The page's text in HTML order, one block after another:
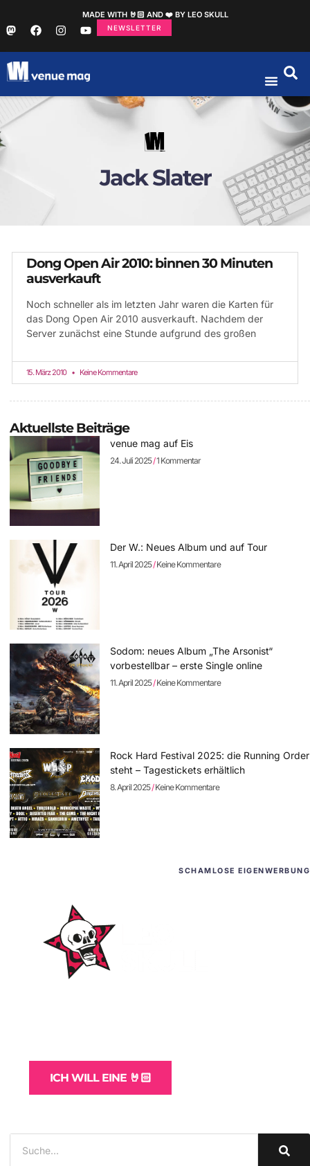
MADE WITH 🤘🏻 AND ❤️ BY LEO SKULL
NEWSLETTER
Jack Slater
Dong Open Air 2010: binnen 30 Minuten
ausverkauft
Noch schneller als im letzten Jahr waren die Karten für
das Dong Open Air 2010 ausverkauft. Nachdem der
Server zunächst eine Stunde aufgrund des großen
15. März 2010 Keine Kommentare
Aktuellste Beiträge
venue mag auf Eis
24. Juli 2025 1 Kommentar
Der W.: Neues Album und auf Tour
11. April 2025 Keine Kommentare
Sodom: neues Album „The Arsonist“
vorbestellbar – erste Single online
11. April 2025 Keine Kommentare
Rock Hard Festival 2025: die Running Order
steht – Tagestickets erhältlich
8. April 2025 Keine Kommentare
SCHAMLOSE EIGENWERBUNG
ICH WILL EINE 🤘🏻